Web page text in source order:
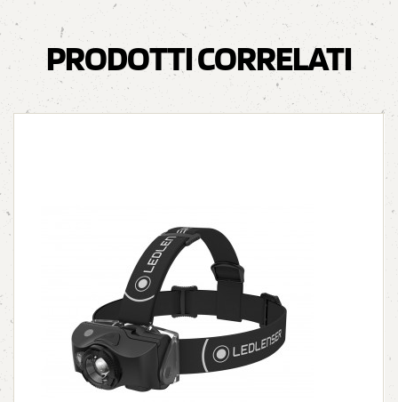
PRODOTTI CORRELATI